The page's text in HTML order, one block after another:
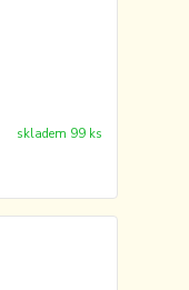
skladem 99 ks